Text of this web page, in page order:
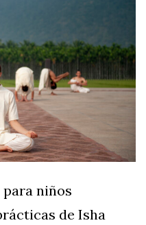
0
para niños
de Isha